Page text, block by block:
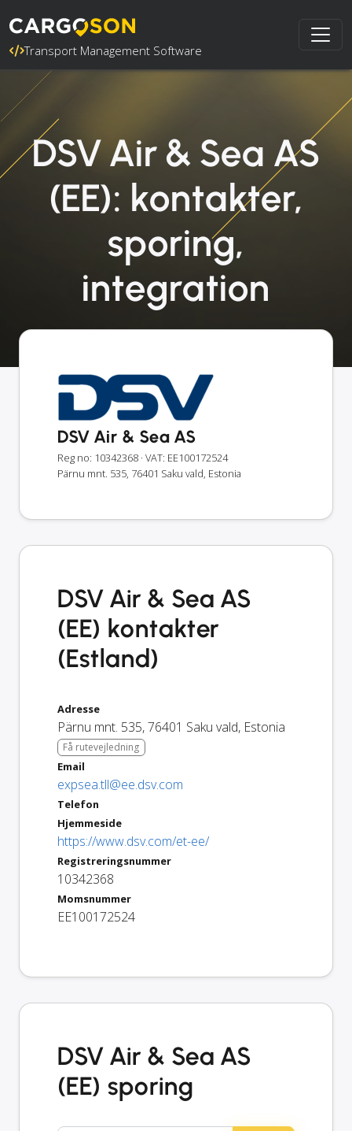
Transport Management Software
DSV Air & Sea AS
(EE): kontakter,
sporing,
integration
DSV Air & Sea AS
Reg no: 10342368 · VAT: EE100172524
Pärnu mnt. 535, 76401 Saku vald, Estonia
DSV Air & Sea AS
(EE) kontakter
(Estland)
Adresse
Pärnu mnt. 535,76401 Saku vald, Estonia
Få rutevejledning
Email
expsea.tll@ee.dsv.com
Telefon
Hjemmeside
https://www.dsv.com/et-ee/
Registreringsnummer
10342368
Momsnummer
EE100172524
DSV Air & Sea AS
(EE) sporing